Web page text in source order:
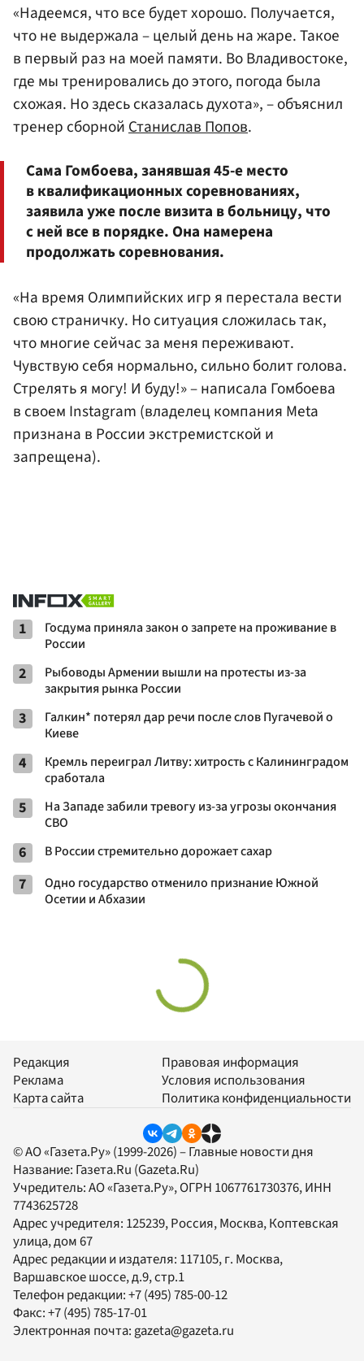
«Надеемся, что все будет хорошо. Получается,
что не выдержала – целый день на жаре. Такое
в первый раз на моей памяти. Во Владивостоке,
где мы тренировались до этого, погода была
схожая. Но здесь сказалась духота», – объяснил
тренер сборнойСтанислав Попов.
Сама Гомбоева, занявшая 45-е место
в квалификационных соревнованиях,
заявила уже после визита в больницу, что
с ней все в порядке. Она намерена
продолжать соревнования.
«На время Олимпийских игр я перестала вести
свою страничку. Но ситуация сложилась так,
что многие сейчас за меня переживают.
Чувствую себя нормально, сильно болит голова.
Стрелять я могу! И буду!» – написала Гомбоева
в своем Instagram (владелец компания Meta
признана в России экстремистской и
запрещена).
1
Госдума приняла закон о запрете на проживание в
России
2
Рыбоводы Армении вышли на протесты из-за
закрытия рынка России
3
Галкин* потерял дар речи после слов Пугачевой о
Киеве
4
Кремль переиграл Литву: хитрость с Калининградом
сработала
5
На Западе забили тревогу из-за угрозы окончания
СВО
6 В России стремительно дорожает сахар
7
Одно государство отменило признание Южной
Осетии и Абхазии
Редакция
Реклама
Карта сайта
Правовая информация
Условия использования
Политика конфиденциальности
© АО «Газета.Ру» (1999-2026) – Главные новости дня
Название: Газета.Ru (Gazeta.Ru)
Учредитель:АО «Газета.Ру», ОГРН 1067761730376, ИНН
7743625728
Адрес учредителя: 125239, Россия, Москва, Коптевская
улица, дом 67
Адрес редакции и издателя: 117105, г. Москва,
Варшавское шоссе, д.9, стр.1
Телефон редакции:+7 (495) 785-00-12
Факс:+7 (495) 785-17-01
Электронная почта:gazeta@gazeta.ru